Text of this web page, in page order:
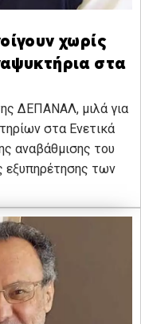
χωρίς
στα
ΔΕΠΑΝΑΛ, μιλά για
στα Ενετικά
αναβάθμισης του
εξυπηρέτησης των